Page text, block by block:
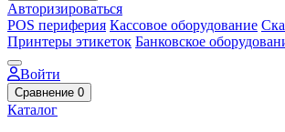
Авторизироваться
POS периферия Кассовое оборудование
Принтеры этикеток Банковское
Войти
Сравнение 0
Каталог